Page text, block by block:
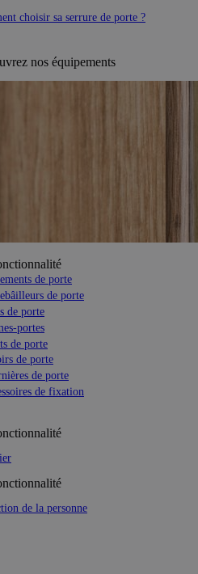
choisir sa serrure de porte ?
nos équipements
de porte
de porte
de porte
portes
de porte
de porte
de porte
de fixation
de la personne